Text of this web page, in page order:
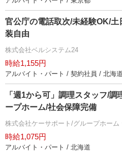
官公庁の電話取次/未経験OK/
装自由
株式会社ベルシステム24
時給1,155円
アルバイト・パート / 契約社員 / 北海道
「週1から可」調理スタッフ/
ープホーム/社会保障完備
株式会社ケーサポート/グループホーム
時給1,075円
アルバイト・パート / 北海道